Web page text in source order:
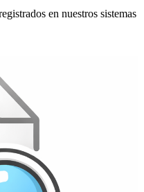
en nuestros sistemas